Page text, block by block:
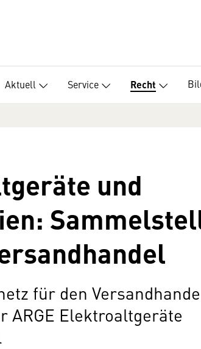
Aktuell Service Recht
und
für den
ARGE Elektroaltgeräte